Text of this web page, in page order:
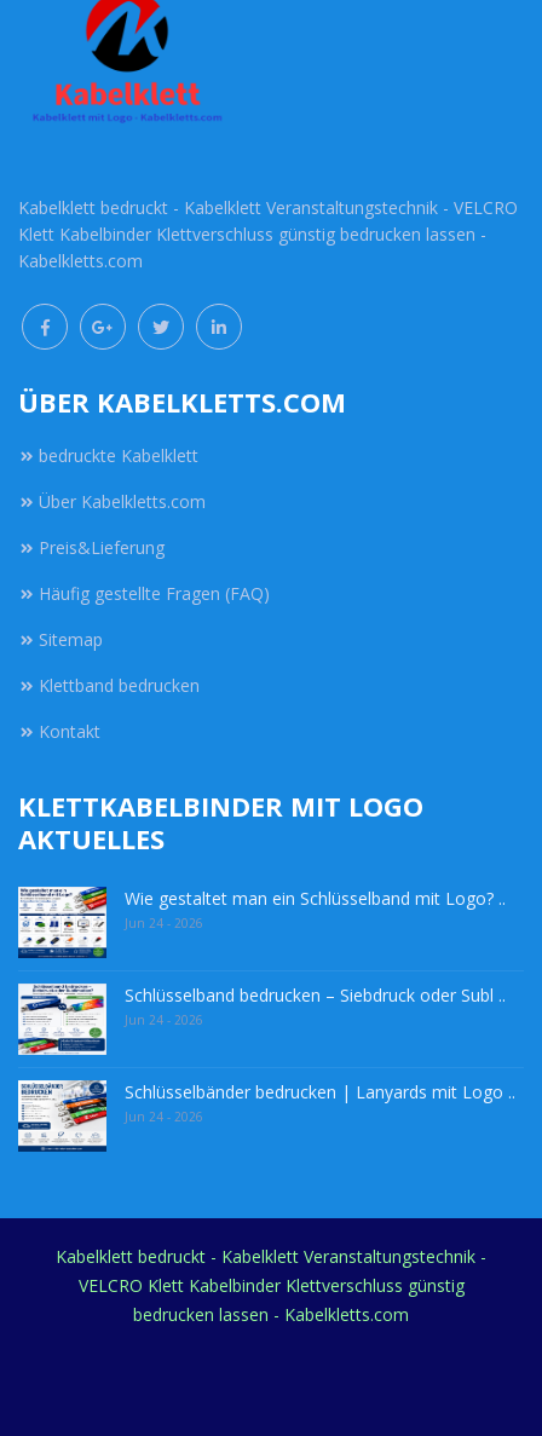
Kabelklett bedruckt - Kabelklett Veranstaltungstechnik - VELCRO
Klett Kabelbinder Klettverschluss günstig bedrucken lassen -
Kabelkletts.com
ÜBER KABELKLETTS.COM
bedruckte Kabelklett
Über Kabelkletts.com
Preis&Lieferung
Häufig gestellte Fragen (FAQ)
Sitemap
Klettband bedrucken
Kontakt
KLETTKABELBINDER MIT LOGO
AKTUELLES
Wie gestaltet man ein Schlüsselband mit Logo? ..
Jun 24 - 2026
Schlüsselband bedrucken – Siebdruck oder Subl ..
Jun 24 - 2026
Schlüsselbänder bedrucken | Lanyards mit Logo ..
Jun 24 - 2026
Kabelklett bedruckt - Kabelklett Veranstaltungstechnik -
VELCRO Klett Kabelbinder Klettverschluss günstig
bedrucken lassen - Kabelkletts.com